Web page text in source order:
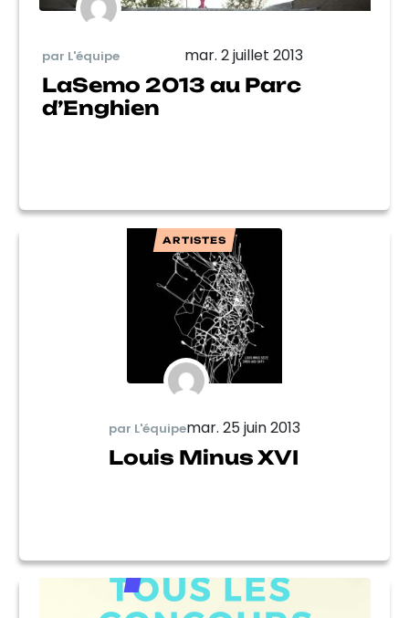
par L'équipe mar. 2 juillet 2013
LaSemo 2013 au Parc
d’Enghien
ARTISTES
par L'équipemar. 25 juin 2013
Louis Minus XVI